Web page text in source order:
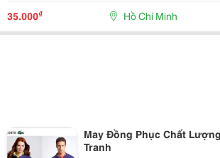
35.000₫ Hồ Chí Minh
May Đồng Phục Chất
Tranh